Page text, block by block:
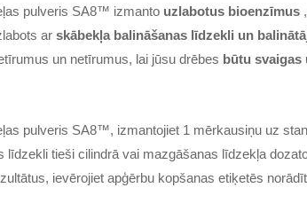
pulveris SA8™ izmanto uzlabotus bioenzīmus
arskābekļa balināšanas līdzekli un
un netīrumus, lai jūsu drēbes būtu svaigas
pulveris SA8™, izmantojiet 1 mērkausiņu uz
līdzekli tieši cilindrā vai mazgāšanas līdzekļa
ievērojiet apģērbu kopšanas etiķetēs